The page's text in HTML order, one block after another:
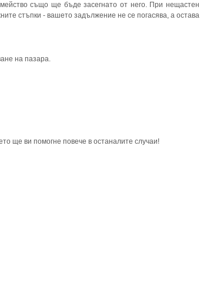
също ще бъде засегнато от него. При нещастен
стъпки - вашето задължение не се погасява, а остава
на пазара.
ще ви помогне повече в останалите случаи!